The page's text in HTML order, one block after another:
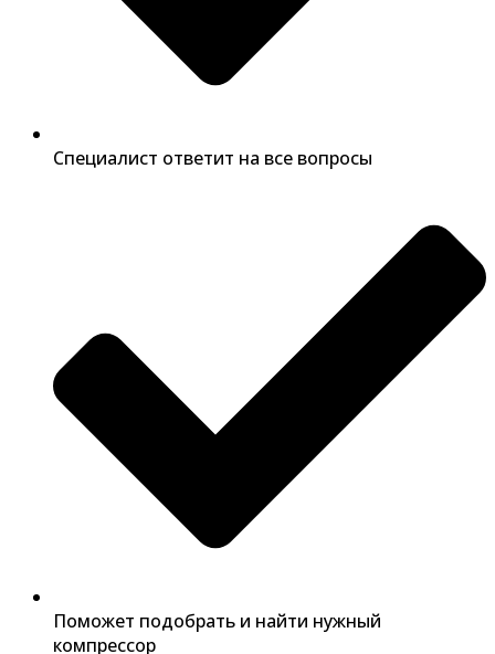
Специалист ответит на все вопросы
Поможет подобрать и найти нужный
компрессор